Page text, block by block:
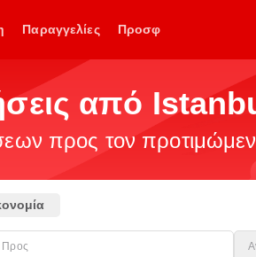
Παραγγελίες Προσφ
από
προς τον
Προς